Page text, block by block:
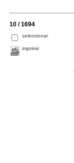
10 / 1694
seleccionar
imprimir